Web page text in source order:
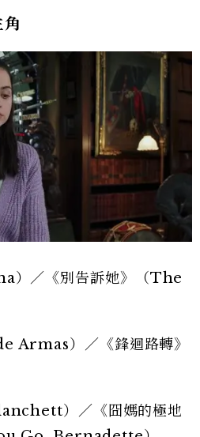
）／《別告訴她》（The
Armas）／《鋒迴路轉》
）／《囧媽的極地